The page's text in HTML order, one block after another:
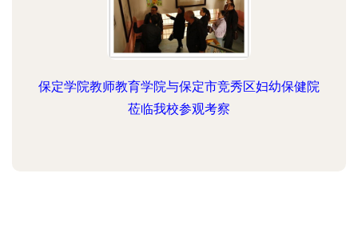
保定学院教师教育学院与保定市竞秀区妇幼保健院
莅临我校参观考察